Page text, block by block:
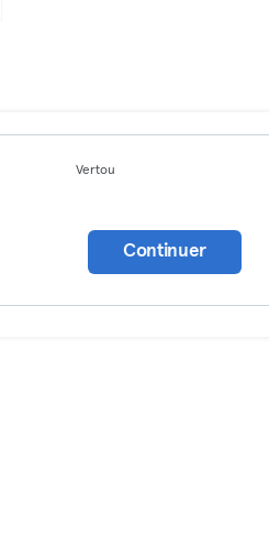
Vertou
Continuer